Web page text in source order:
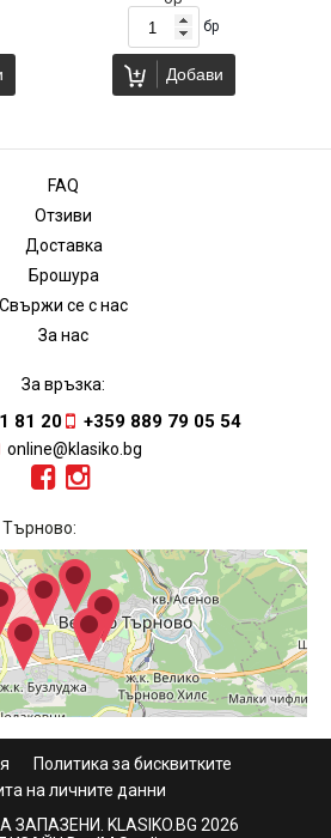
бр
Добави
FAQ
Отзиви
Доставка
Брошура
Свържи се с нас
За нас
За връзка:
81 20 +359 889 79 05 54
online@klasiko.bg
Политика за бисквитките
на личните данни
ЗАПАЗЕНИ. KLASIKO.BG 2026